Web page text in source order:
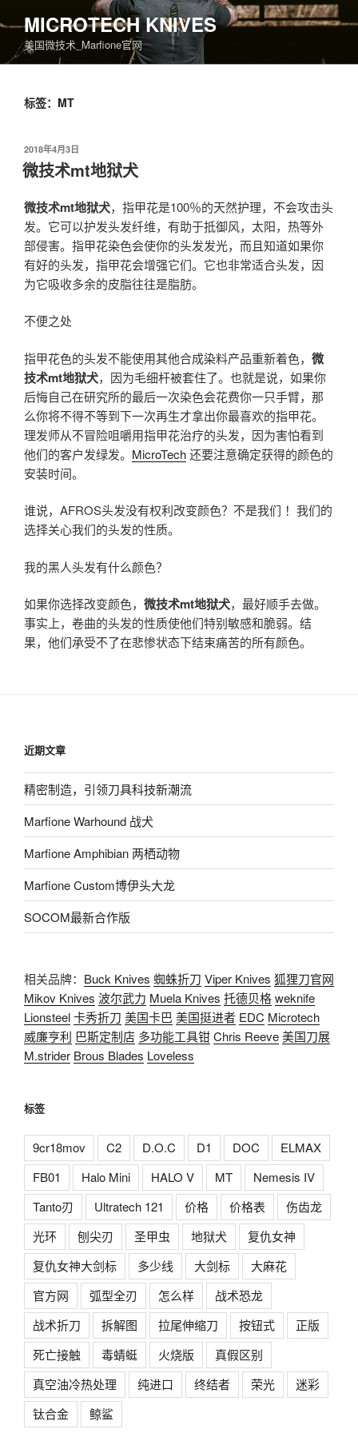
至
容
MICROTECH KNIVES
美国微技术_Marfione官网
标签：MT
发
布
于
2018年4月3日
微技术mt地狱犬
微技术mt地狱犬，指甲花是100％的天然护理，不会攻击头
发。它可以护发头发纤维，有助于抵御风，太阳，热等外
部侵害。指甲花染色会使你的头发发光，而且知道如果你
有好的头发，指甲花会增强它们。它也非常适合头发，因
为它吸收多余的皮脂往往是脂肪。
不便之处
指甲花色的头发不能使用其他合成染料产品重新着色， 微
技术mt地狱犬，因为毛细杆被套住了。也就是说，如果你
后悔自己在研究所的最后一次染色会花费你一只手臂，那
么你将不得不等到下一次再生才拿出你最喜欢的指甲花。
理发师从不冒险咀嚼用指甲花治疗的头发，因为害怕看到
他们的客户发绿发。 MicroTech还要注意确定获得的颜色的
安装时间。
谁说，AFROS头发没有权利改变颜色？不是我们 ！我们的
选择关心我们的头发的性质。
我的黑人头发有什么颜色？
如果你选择改变颜色， 微技术mt地狱犬，最好顺手去做。
事实上，卷曲的头发的性质使他们特别敏感和脆弱。结
果，他们承受不了在悲惨状态下结束痛苦的所有颜色。
近期文章
精密制造，引领刀具科技新潮流
Marfione Warhound 战犬
Marfione Amphibian 两栖动物
Marfione Custom博伊头大龙
SOCOM最新合作版
相关品牌： Buck Knives 蜘蛛折刀 Viper Knives 狐狸刀官网
Mikov Knives 波尔武力 Muela Knives 托德贝格weknife
Lionsteel卡秀折刀 美国卡巴美国挺进者 EDC Microtech
威廉亨利 巴斯定制店 多功能工具钳Chris Reeve美国刀展
M.strider Brous Blades Loveless
标签
9cr18mov C2 D.O.C D1 DOC
ELMAX
FB01
Halo Mini HALO V MT
Nemesis IV
Tanto刃
Ultratech 121 价格 价格表
伤齿龙
光环
刨尖刃 圣甲虫 地狱犬
复仇女神
复仇女神大剑标
多少线 大剑标
大麻花
官方网
弧型全刃 怎么样
战术恐龙
战术折刀
拆解图 拉尾伸缩刀 按钮式
正版
死亡接触
毒蜻蜓 火烧版
真假区别
真空油冷热处理
纯进口 终结者 荣光
迷彩
钛合金
鲸鲨